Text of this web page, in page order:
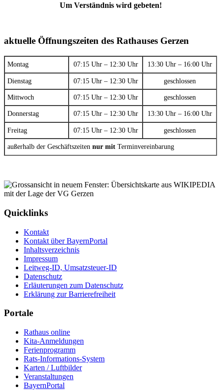
Um Verständnis wird gebeten!
aktuelle Öffnungszeiten des Rathauses Gerzen
Montag 07:15 Uhr – 12:30 Uhr 13:30 Uhr – 16:00 Uhr
Dienstag 07:15 Uhr – 12:30 Uhr geschlossen
Mittwoch 07:15 Uhr – 12:30 Uhr geschlossen
Donnerstag 07:15 Uhr – 12:30 Uhr 13:30 Uhr – 16:00 Uhr
Freitag 07:15 Uhr – 12:30 Uhr geschlossen
außerhalb der Geschäftszeiten nur mit Terminvereinbarung
Quicklinks
Kontakt
Kontakt über BayernPortal
Inhaltsverzeichnis
Impressum
Leitweg-ID, Umsatzsteuer-ID
Datenschutz
Erläuterungen zum Datenschutz
Erklärung zur Barrierefreiheit
Portale
Rathaus online
Kita-Anmeldungen
Ferienprogramm
Rats-Informations-System
Karten / Luftbilder
Veranstaltungen
BayernPortal